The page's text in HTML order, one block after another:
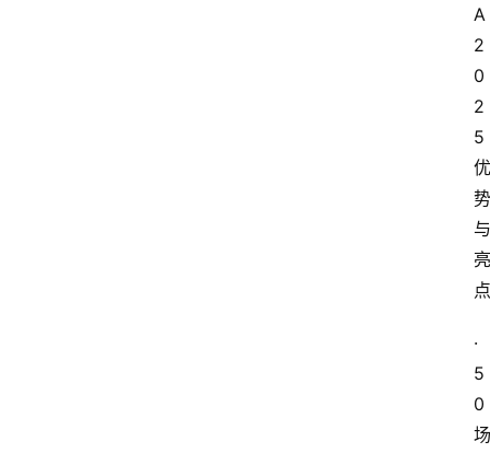
A
2
0
2
5
优
势
与
亮
点
·
5
0
场